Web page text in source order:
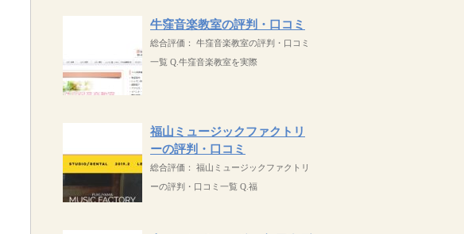
牛窪音楽教室の評判・口コミ
総合評価： 牛窪音楽教室の評判・口コミ
一覧 Q.牛窪音楽教室を実際
福山ミュージックファクトリ
ーの評判・口コミ
総合評価： 福山ミュージックファクトリ
ーの評判・口コミ一覧 Q.福